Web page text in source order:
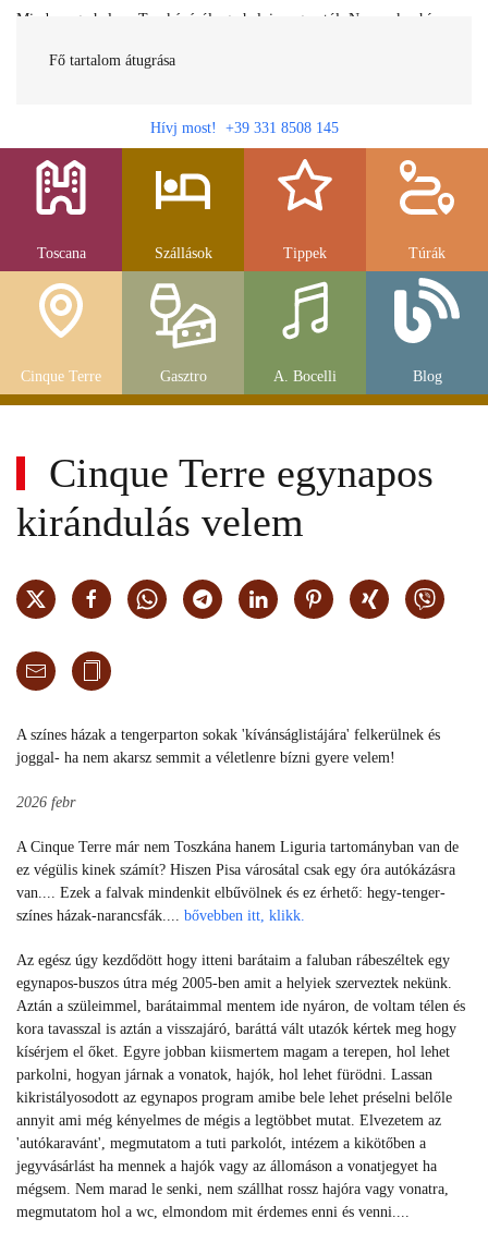
Fő tartalom átugrása
Minden egy helyen Toszkánáról egy helyi magyartól. Nemcsak a híres
gasztronomia....
Hívj most! +39 331 8508 145
Toscana Szállások Tippek Túrák
Cinque Terre Gasztro A. Bocelli Blog
Cinque Terre egynapos
kirándulás velem
A színes házak a tengerparton sokak 'kívánságlistájára' felkerülnek és
joggal- ha nem akarsz semmit a véletlenre bízni gyere velem!
2026 febr
A Cinque Terre már nem Toszkána hanem Liguria tartományban van de
ez végülis kinek számít? Hiszen Pisa városátal csak egy óra autókázásra
van.... Ezek a falvak mindenkit elbűvölnek és ez érhető: hegy-tenger-
színes házak-narancsfák.... bővebben itt, klikk.
Az egész úgy kezdődött hogy itteni barátaim a faluban rábeszéltek egy
egynapos-buszos útra még 2005-ben amit a helyiek szerveztek nekünk.
Aztán a szüleimmel, barátaimmal mentem ide nyáron, de voltam télen és
kora tavasszal is aztán a visszajáró, baráttá vált utazók kértek meg hogy
kísérjem el őket. Egyre jobban kiismertem magam a terepen, hol lehet
parkolni, hogyan járnak a vonatok, hajók, hol lehet fürödni. Lassan
kikristályosodott az egynapos program amibe bele lehet préselni belőle
annyit ami még kényelmes de mégis a legtöbbet mutat. Elvezetem az
'autókaravánt', megmutatom a tuti parkolót, intézem a kikötőben a
jegyvásárlást ha mennek a hajók vagy az állomáson a vonatjegyet ha
mégsem. Nem marad le senki, nem szállhat rossz hajóra vagy vonatra,
megmutatom hol a wc, elmondom mit érdemes enni és venni....